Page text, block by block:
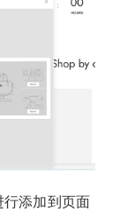
添加到页面